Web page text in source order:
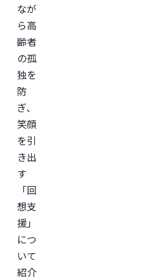
なが
ら高
齢者
の孤
独を
防
ぎ、
笑顔
を引
き出
す
「回
想支
援」
につ
いて
紹介